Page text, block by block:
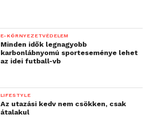
E-KÖRNYEZETVÉDELEM
Minden idők legnagyobb
karbonlábnyomú sporteseménye lehet
az idei futball-vb
LIFESTYLE
Az utazási kedv nem csökken, csak
átalakul